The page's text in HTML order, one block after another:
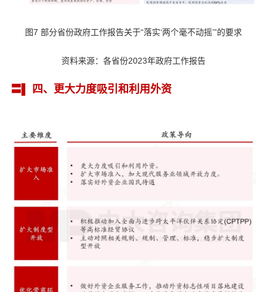
图7 部分省份政府工作报告关于“落实‘两个毫不动摇’”的要求
资料来源：各省份2023年政府工作报告
〓▌ 四、更大力度吸引和利用外资